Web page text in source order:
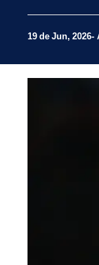
19 de Jun, 2026